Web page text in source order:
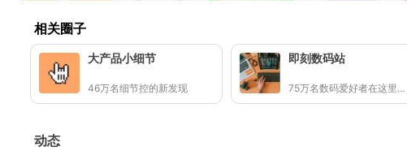
相关圈子
大产品小细节
46万名细节控的新发现
即刻数码站
75万名数码爱好者在这里聊手中的设备
动态